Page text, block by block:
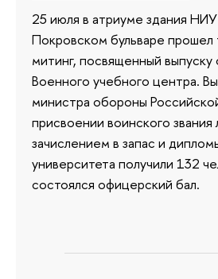
25 июля в атриуме здания
Покровском бульваре
митинг, посвященный
Военного учебного центра.
министра обороны
присвоении воинского звания
зачислением в запас и
университета получили 132
состоялся офицерский бал.